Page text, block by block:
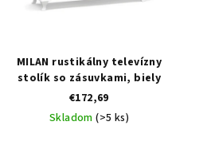
MILAN rustikálny televízny
stolík so zásuvkami, biely
€172,69
Skladom(>5 ks)